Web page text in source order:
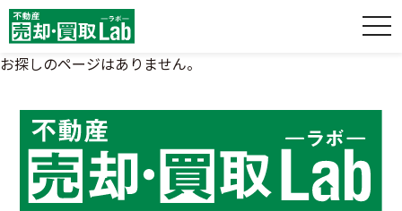
お探しのページはありません。